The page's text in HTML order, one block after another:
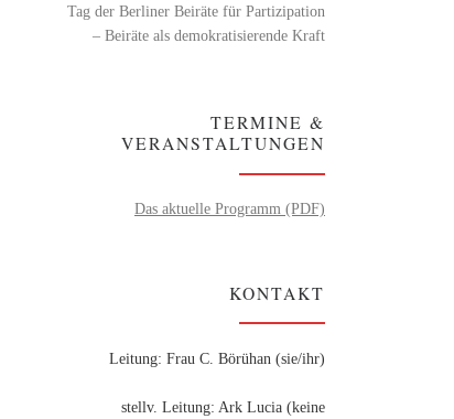
Tag der Berliner Beiräte für Partizipation
– Beiräte als demokratisierende Kraft
TERMINE &
VERANSTALTUNGEN
Das aktuelle Programm (PDF)
KONTAKT
Leitung: Frau C. Börühan (sie/ihr)
stellv. Leitung: Ark Lucia (keine